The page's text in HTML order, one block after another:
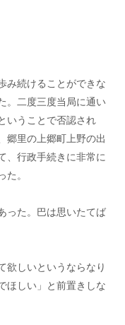
み続けることができな
。二度三度当局に通い
いうことで否認され
郷里の上郷町上野の出
、行政手続きに非常に
。
った。巴は思いたてば
欲しいというならなり
ほしい」と前置きしな